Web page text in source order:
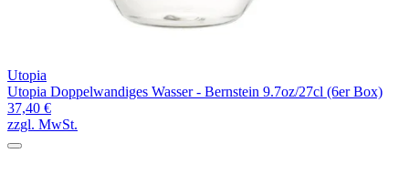
Utopia
Utopia Doppelwandiges Wasser - Bernstein 9.7oz/27cl (6er Box)
37,40 €
zzgl. MwSt.